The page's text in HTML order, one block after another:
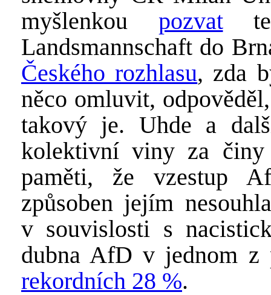
myšlenkou pozvat
Landsmannschaft do
Českého rozhlasu, zda
něco omluvit,
takový je. Uhde a
kolektivní viny za
paměti, že vzestup
způsoben jejím
v souvislosti s
dubna AfD v jednom z
rekordních 28 %.